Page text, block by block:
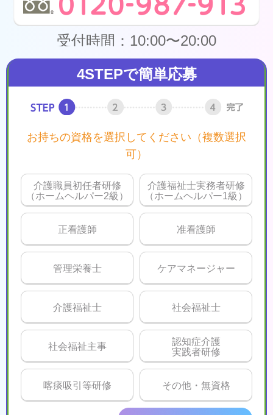
受付時間：10:00〜20:00
4STEPで簡単応募
お持ちの資格を選択してください（複数選択
可）
介護職員初任者研修
（ホームヘルパー2級）
介護福祉士実務者研修
（ホームヘルパー1級）
正看護師 准看護師
管理栄養士 ケアマネージャー
介護福祉士 社会福祉士
社会福祉主事
認知症介護
実践者研修
喀痰吸引等研修 その他・無資格